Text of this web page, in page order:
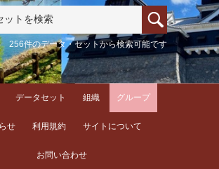
256件のデータ・セットから検索可能です
データセット 組織 グループ
せ 利用規約 サイトについて
お問い合わせ